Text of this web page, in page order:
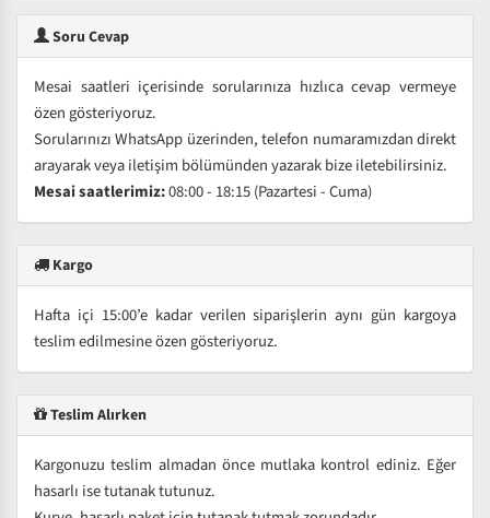
Soru Cevap
Mesai saatleri içerisinde sorularınıza hızlıca cevap vermeye
özen gösteriyoruz.
Sorularınızı WhatsApp üzerinden, telefon numaramızdan direkt
arayarak veya iletişim bölümünden yazarak bize iletebilirsiniz.
Mesai saatlerimiz:08:00 - 18:15 (Pazartesi - Cuma)
Kargo
Hafta içi 15:00’e kadar verilen siparişlerin aynı gün kargoya
teslim edilmesine özen gösteriyoruz.
Teslim Alırken
Kargonuzu teslim almadan önce mutlaka kontrol ediniz. Eğer
hasarlı ise tutanak tutunuz.